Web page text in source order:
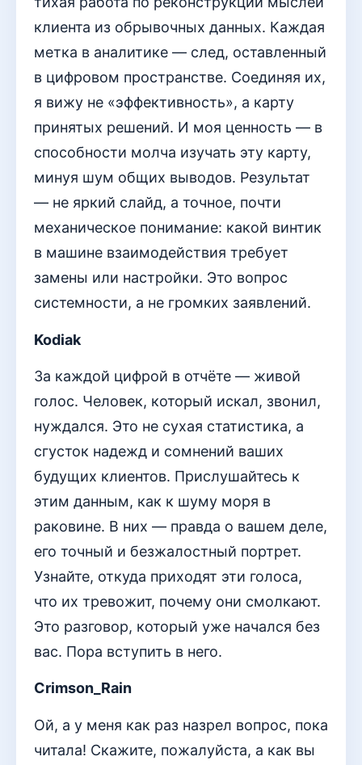
клиента из обрывочных данных. Каждая
метка в аналитике — след, оставленный
в цифровом пространстве. Соединяя их,
я вижу не «эффективность», а карту
принятых решений. И моя ценность — в
способности молча изучать эту карту,
минуя шум общих выводов. Результат
— не яркий слайд, а точное, почти
механическое понимание: какой винтик
в машине взаимодействия требует
замены или настройки. Это вопрос
системности, а не громких заявлений.
Kodiak
За каждой цифрой в отчёте — живой
голос. Человек, который искал, звонил,
нуждался. Это не сухая статистика, а
сгусток надежд и сомнений ваших
будущих клиентов. Прислушайтесь к
этим данным, как к шуму моря в
раковине. В них — правда о вашем деле,
его точный и безжалостный портрет.
Узнайте, откуда приходят эти голоса,
что их тревожит, почему они смолкают.
Это разговор, который уже начался без
вас. Пора вступить в него.
Crimson_Rain
Ой, а у меня как раз назрел вопрос, пока
читала! Скажите, пожалуйста, а как вы